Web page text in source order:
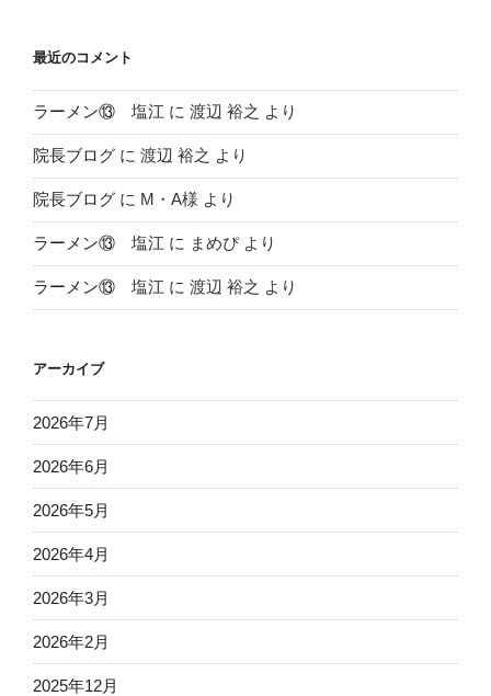
最近のコメント
ラーメン⑬ 塩江 に 渡辺 裕之 より
院長ブログ に 渡辺 裕之 より
院長ブログ に M・A様 より
ラーメン⑬ 塩江 に まめぴより
ラーメン⑬ 塩江 に 渡辺 裕之 より
アーカイブ
2026年7月
2026年6月
2026年5月
2026年4月
2026年3月
2026年2月
2025年12月